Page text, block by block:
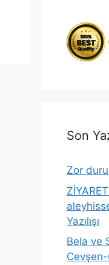
Son
Zor
Yazılışı
Bela ve